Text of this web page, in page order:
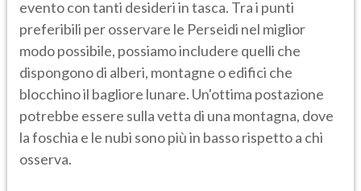
evento con tanti desideri in tasca. Tra i punti
preferibili per osservare le Perseidi nel miglior
modo possibile, possiamo includere quelli che
dispongono di alberi, montagne o edifici che
blocchino il bagliore lunare. Un'ottima postazione
potrebbe essere sulla vetta di una montagna, dove
la foschia e le nubi sono più in basso rispetto a chi
osserva.